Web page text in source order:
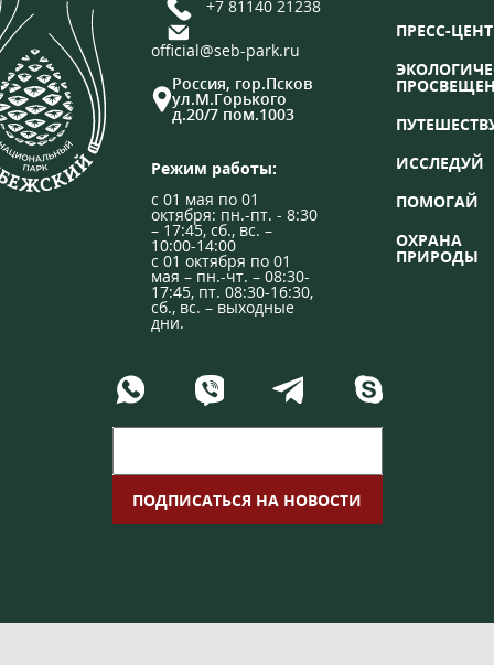
+7 81140 21238
official@seb-park.ru
Россия, гор.Псков
ул.М.Горького
д.20/7 пом.1003
Режим работы:
с 01 мая по 01
октября: пн.-пт. - 8:30
– 17:45, сб., вс. –
10:00-14:00
с 01 октября по 01
мая – пн.-чт. – 08:30-
17:45, пт. 08:30-16:30,
сб., вс. – выходные
дни.
ПРЕСС-
ИССЛЕДУЙ
ПОМОГАЙ
ОХРАНА
ПРИРОДЫ